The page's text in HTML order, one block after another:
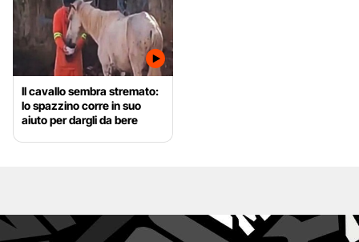
Il cavallo sembra stremato:
lo spazzino corre in suo
aiuto per dargli da bere